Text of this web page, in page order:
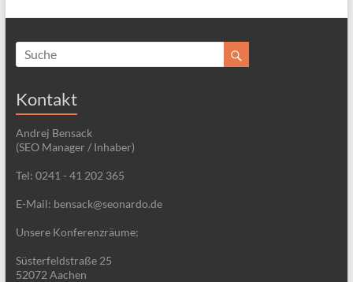
Kontakt
Andrej Bensack
(SEO Manager / Inhaber)
Tel: 0241 - 41 202 365
E-Mail: bensack@seonardo.de
Unsere Konferenzräume:
Süsterfeldstraße 25
52072 Aachen